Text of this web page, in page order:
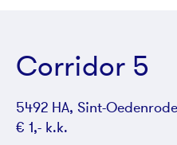
Corridor 5
5492 HA, Sint-Oedenrode
€ 1,- k.k.